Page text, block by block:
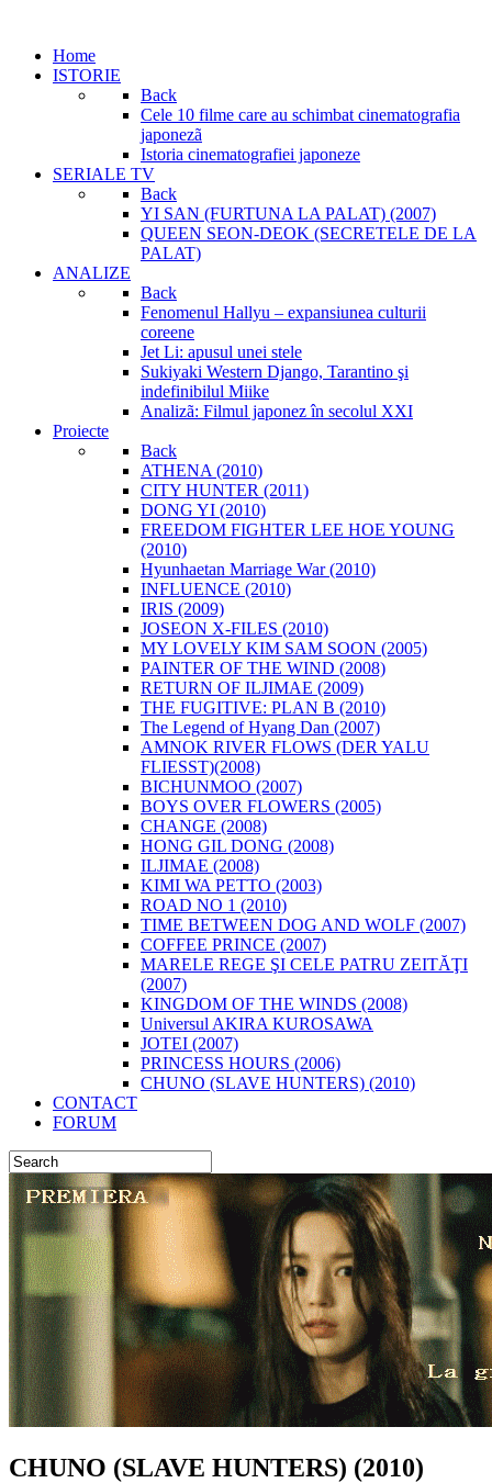
Home
ISTORIE
Back
Cele 10 filme care au schimbat cinematografia
japonezã
Istoria cinematografiei japoneze
SERIALE TV
Back
YI SAN (FURTUNA LA PALAT) (2007)
QUEEN SEON-DEOK (SECRETELE DE LA
PALAT)
ANALIZE
Back
Fenomenul Hallyu – expansiunea culturii
coreene
Jet Li: apusul unei stele
Sukiyaki Western Django, Tarantino şi
indefinibilul Miike
Analizã: Filmul japonez în secolul XXI
Proiecte
Back
ATHENA (2010)
CITY HUNTER (2011)
DONG YI (2010)
FREEDOM FIGHTER LEE HOE YOUNG
(2010)
Hyunhaetan Marriage War (2010)
INFLUENCE (2010)
IRIS (2009)
JOSEON X-FILES (2010)
MY LOVELY KIM SAM SOON (2005)
PAINTER OF THE WIND (2008)
RETURN OF ILJIMAE (2009)
THE FUGITIVE: PLAN B (2010)
The Legend of Hyang Dan (2007)
AMNOK RIVER FLOWS (DER YALU
FLIESST)(2008)
BICHUNMOO (2007)
BOYS OVER FLOWERS (2005)
CHANGE (2008)
HONG GIL DONG (2008)
ILJIMAE (2008)
KIMI WA PETTO (2003)
ROAD NO 1 (2010)
TIME BETWEEN DOG AND WOLF (2007)
COFFEE PRINCE (2007)
MARELE REGE ŞI CELE PATRU ZEITĂŢI
(2007)
KINGDOM OF THE WINDS (2008)
Universul AKIRA KUROSAWA
JOTEI (2007)
PRINCESS HOURS (2006)
CHUNO (SLAVE HUNTERS) (2010)
CONTACT
FORUM
CHUNO (SLAVE HUNTERS) (2010)